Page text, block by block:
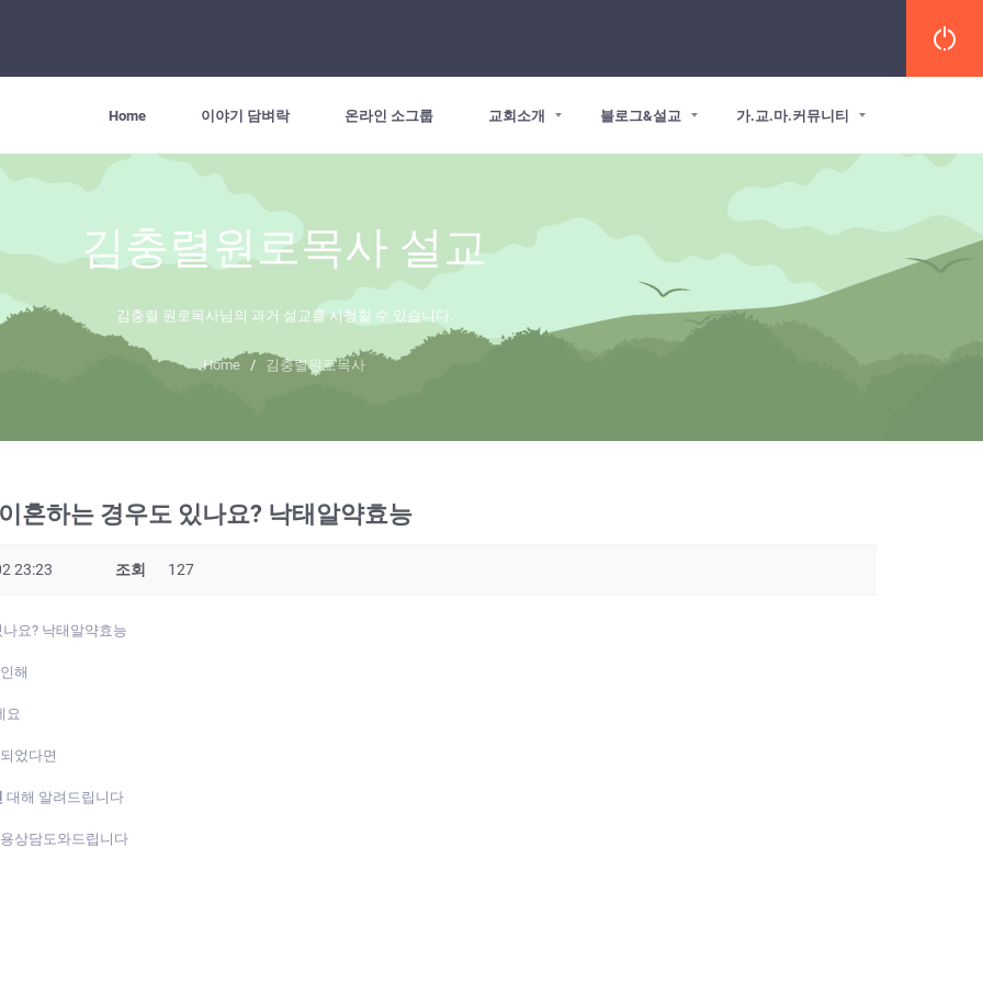
Home 이야기 담벼락 온라인 소그룹 교회소개 블로그&설교 가.교.마.커뮤니티
김충렬원로목사 설교
김충렬 원로목사님의 과거 설교를 시청할 수 있습니다.
Home / 김충렬원로목사
혼하는 경우도 있나요? 낙­태알약효능
23:23 조회 127
요? 낙­태알약효능
해
요
었다면
대해 알려드립니다
상담도와드립니다